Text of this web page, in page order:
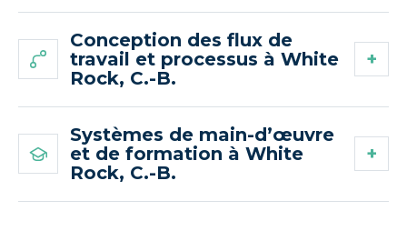
Conception des flux de
travail et processus à White
Rock, C.-B.
Systèmes de main-d’œuvre
et de formation à White
Rock, C.-B.